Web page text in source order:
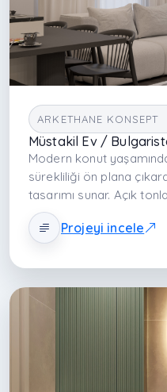
ARKETHANE KONSEPT
Müstakil Ev /
Modern konut
sürekliliği ön plana
tasarımı sunar. Açık
ve dengeli mobilya
ve aydınlık algılanır.
katmanlı aydınlatma
saatlerinde değişen
Projeyi incele